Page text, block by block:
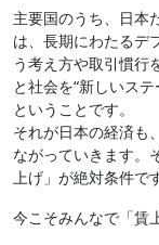
主要国のうち、日本
は、長期にわたるデ
う考え方や取引慣行
と社会を“新しいス
ということです。
それが日本の経済も
ながっていきます。
上げ」が絶対条件です
今こそみんなで「賃